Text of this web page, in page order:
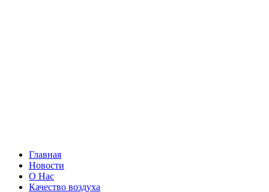
Главная
Новости
О Нас
Качество воздуха